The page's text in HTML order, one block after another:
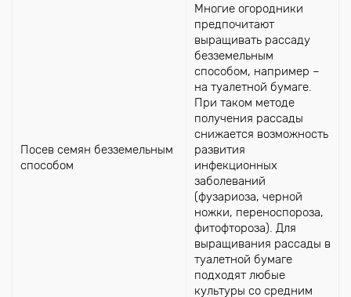
Посев семян безземельным
способом
Многие огородники
предпочитают
выращивать рассаду
безземельным
способом, например –
на туалетной бумаге.
При таком методе
получения рассады
снижается возможность
развития
инфекционных
заболеваний
(фузариоза, черной
ножки, переноспороза,
фитофтороза). Для
выращивания рассады в
туалетной бумаге
подходят любые
культуры со средним